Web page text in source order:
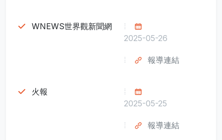
WNEWS世界觀新聞網
2025-05-26
報導連結
火報
2025-05-25
報導連結